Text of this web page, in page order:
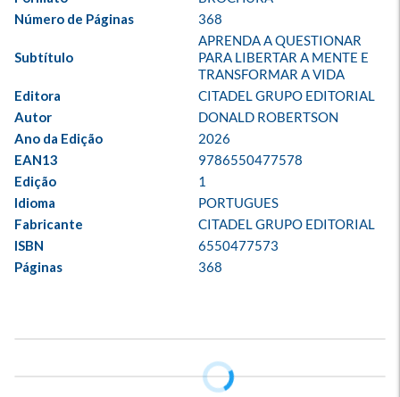
Número de Páginas
368
Subtítulo
APRENDA A QUESTIONAR
PARA LIBERTAR A MENTE E
TRANSFORMAR A VIDA
Editora
CITADEL GRUPO EDITORIAL
Autor
DONALD ROBERTSON
Ano da Edição
2026
EAN13
9786550477578
Edição
1
Idioma
PORTUGUES
Fabricante
CITADEL GRUPO EDITORIAL
ISBN
6550477573
Páginas
368